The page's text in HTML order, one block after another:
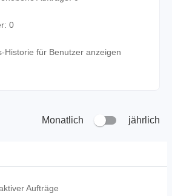
0
Historie für Benutzer anzeigen
Monatlich jährlich
Aufträge